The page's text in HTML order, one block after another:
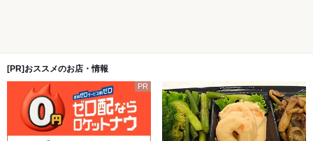
[PR]おススメのお店・情報
PR